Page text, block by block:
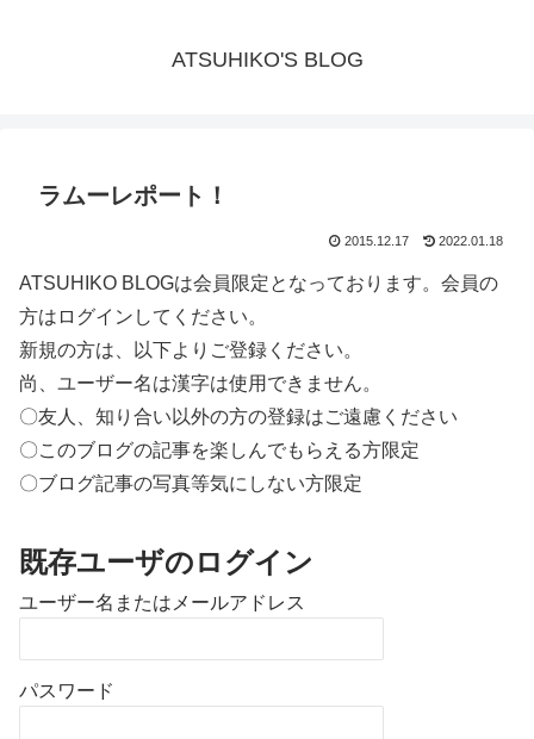
ATSUHIKO'S BLOG
ラムーレポート！
2015.12.17 2022.01.18
ATSUHIKO BLOGは会員限定となっております。会員の
方はログインしてください。
新規の方は、以下よりご登録ください。
尚、ユーザー名は漢字は使用できません。
〇友人、知り合い以外の方の登録はご遠慮ください
〇このブログの記事を楽しんでもらえる方限定
〇ブログ記事の写真等気にしない方限定
既存ユーザのログイン
ユーザー名またはメールアドレス
パスワード